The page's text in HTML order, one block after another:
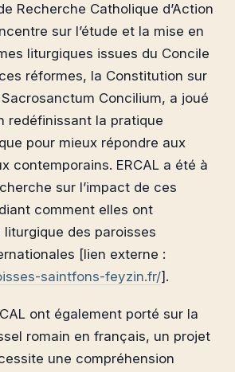
Recherche Catholique d’Action
sur l’étude et la mise en
liturgiques issues du Concile
réformes, la Constitution sur
Concilium, a joué
redéfinissant la pratique
pour mieux répondre aux
contemporains. ERCAL a été à
sur l’impact de ces
comment elles ont
des paroisses
[lien externe :
saintfons-feyzin.fr/].
ont également porté sur la
romain en français, un projet
une compréhension